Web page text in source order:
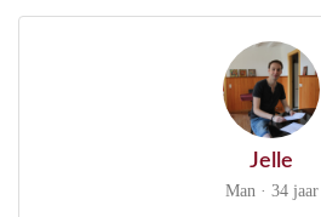
Jelle
Man · 34 jaar